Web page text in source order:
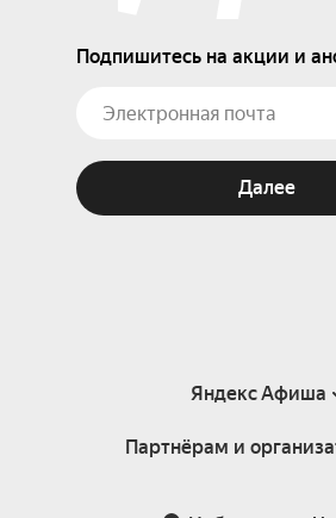
Подпишитесь на акции и
Далее
Яндекс Афиша
Справка
Партнёрам и